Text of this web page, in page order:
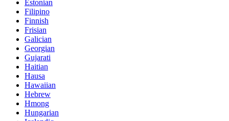
Estonian
Filipino
Finnish
Frisian
Galician
Georgian
Gujarati
Haitian
Hausa
Hawaiian
Hebrew
Hmong
Hungarian